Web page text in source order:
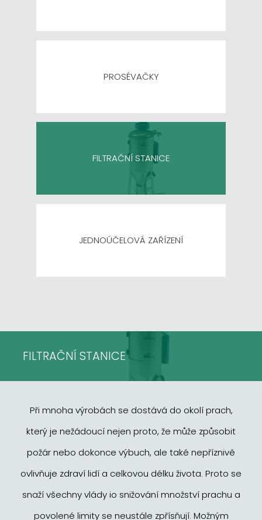
PROSÉVAČKY
FILTRAČNÍ STANICE
JEDNOÚČELOVÁ ZAŘÍZENÍ
FILTRAČNÍ STANICE
Při mnoha výrobách se dostává do okolí prach,
který je nežádoucí nejen proto, že může způsobit
požár nebo dokonce výbuch, ale také nepříznivě
ovlivňuje zdraví lidí a celkovou délku života. Proto se
snaží všechny vlády io snižování množství prachu a
povolené limity se neustále zpřísňují. Možným